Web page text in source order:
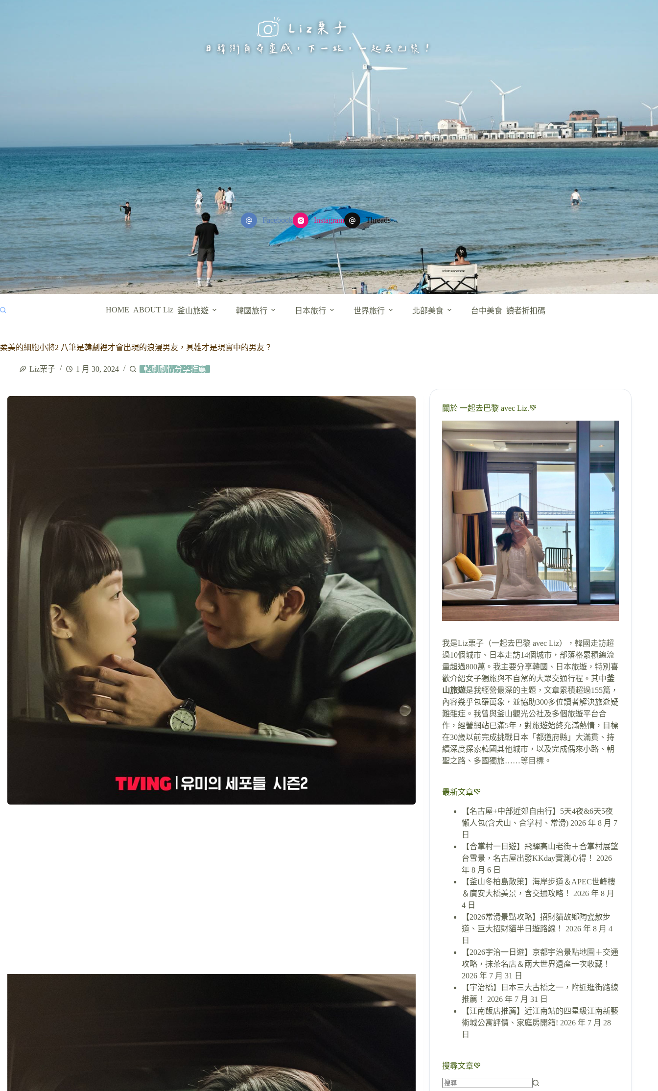
Facebook Instagram Threads
HOME ABOUT Liz 釜山旅遊 韓國旅行 日本旅行 世界旅行 北部美食 台中美食 讀者折扣碼
柔美的細胞小將2 八筆是韓劇裡才會出現的浪漫男友，具雄才是現實中的男友？
Liz栗子 1 月 30, 2024 韓劇劇情分享推薦
關於 一起去巴黎 avec Liz.💚
我是Liz栗子（一起去巴黎 avec Liz），韓國走訪超
過10個城市、日本走訪14個城市，部落格累積總流
量超過800萬。我主要分享韓國、日本旅遊，特別喜
歡介紹女子獨旅與不自駕的大眾交通行程。其中釜
山旅遊是我經營最深的主題，文章累積超過155篇，
內容幾乎包羅萬象，並協助300多位讀者解決旅遊疑
難雜症。我曾與釜山觀光公社及多個旅遊平台合
作，經營網站已滿5年，對旅遊始終充滿熱情，目標
在30歲以前完成挑戰日本「都道府縣」大滿貫、持
續深度探索韓國其他城市，以及完成偶來小路、朝
聖之路、多國獨旅……等目標。
最新文章💚
【名古屋+中部近郊自由行】5天4夜&6天5夜
懶人包(含犬山、合掌村、常滑) 2026 年 8 月 7
日
【合掌村一日遊】飛驒高山老街＋合掌村展望
台雪景，名古屋出發KKday實測心得！
2026
年 8 月 6 日
【釜山冬柏島散策】海岸步道＆APEC世峰樓
＆廣安大橋美景，含交通攻略！
2026 年 8 月
4 日
【2026常滑景點攻略】招財貓故鄉陶瓷散步
道、巨大招財貓半日遊路線！
2026 年 8 月 4
日
【2026宇治一日遊】京都宇治景點地圖＋交通
攻略，抹茶名店＆兩大世界遺產一次收藏！
2026 年 7 月 31 日
【宇治橋】日本三大古橋之一，附近逛街路線
推薦！
2026 年 7 月 31 日
【江南飯店推薦】近江南站的四星級江南新藝
術城公寓評價、家庭房開箱! 2026 年 7 月 28
日
搜尋文章💚